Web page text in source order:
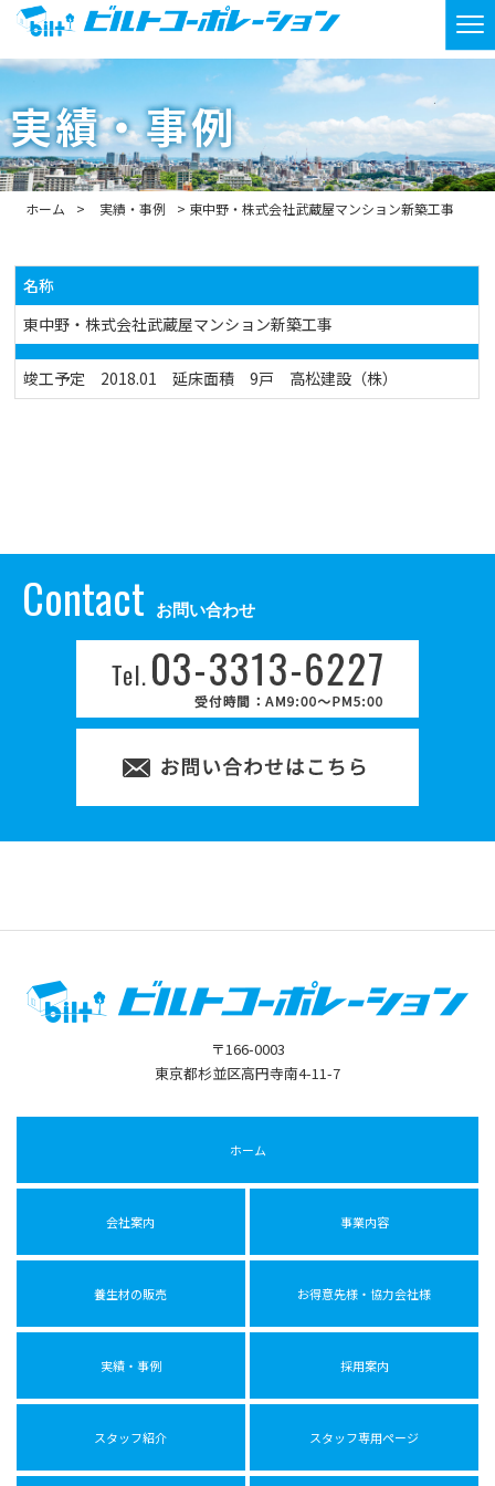
実績・事例
ホーム 実績・事例 東中野・株式会社武蔵屋マンション新築工事
名称
東中野・株式会社武蔵屋マンション新築工事
竣工予定 2018.01 延床面積 9戸 高松建設（株）
Contact お問い合わせ
〒166-0003
東京都杉並区高円寺南4-11-7
ホーム
会社案内 事業内容
養生材の販売 お得意先様・協力会社様
実績・事例 採用案内
スタッフ紹介 スタッフ専用ページ